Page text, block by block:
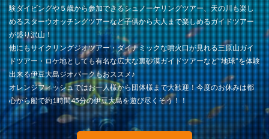
験ダイビングや５歳から参加できるシュノーケリングツアー、天の川も楽し
めるスターウオッチングツアーなど子供から大人まで楽しめるガイドツアー
が盛り沢山！
他にもサイクリングジオツアー・ダイナミックな噴火口が見れる三原山ガイ
ドツアー・ロケ地としても有名な広大な裏砂漠ガイドツアーなど”地球”を体験
出来る伊豆大島ジオパークもおススメ♪
オレンジフィッシュではお一人様から団体様まで大歓迎！今度のお休みは都
心から船で約1時間45分の伊豆大島を遊び尽くそう！！